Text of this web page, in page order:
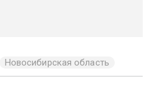
Новосибирская область